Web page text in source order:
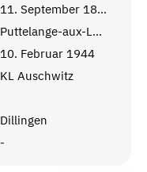
11. September 1899
Puttelange-aux-Lacs
10. Februar 1944
KL Auschwitz
Dillingen
-